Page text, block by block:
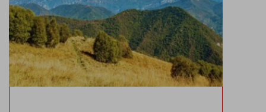
letteralmente di bianco, rivelandosi […]